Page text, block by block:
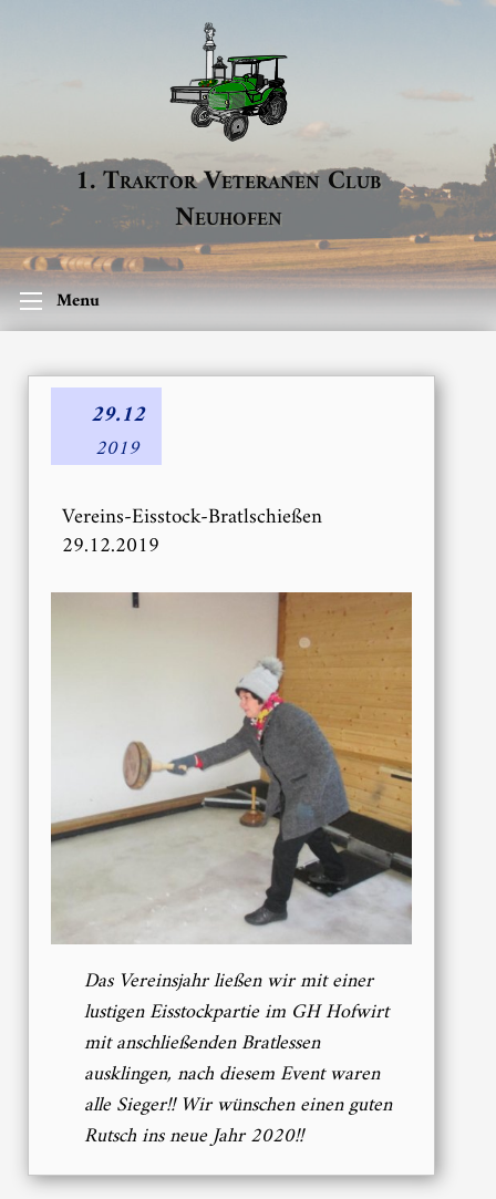
1. Traktor Veteranen Club
Neuhofen
Menu
29.12
2019
Vereins-Eisstock-Bratlschießen
29.12.2019
Das Vereinsjahr ließen wir mit einer
lustigen Eisstockpartie im GH Hofwirt
mit anschließenden Bratlessen
ausklingen, nach diesem Event waren
alle Sieger!! Wir wünschen einen guten
Rutsch ins neue Jahr 2020!!